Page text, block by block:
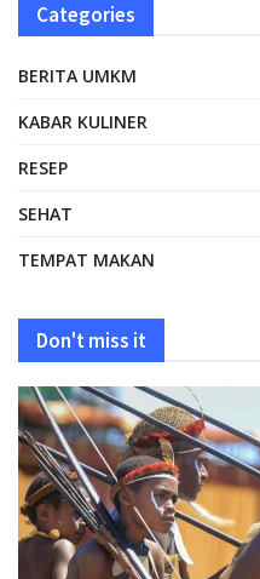
Categories
BERITA UMKM
KABAR KULINER
RESEP
SEHAT
TEMPAT MAKAN
Don't miss it